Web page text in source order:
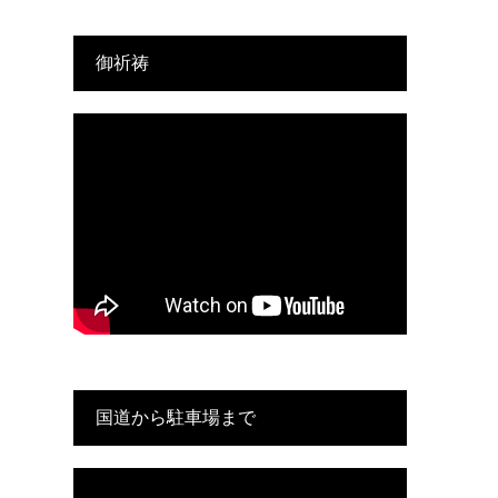
御祈祷
国道から駐車場まで